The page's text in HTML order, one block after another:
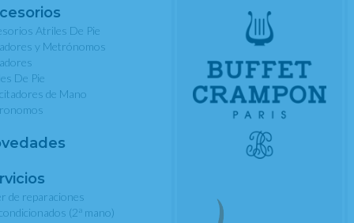
Atriles De Pie
y Metrónomos
De Pie
de Mano
de reparaciones
(2a mano)